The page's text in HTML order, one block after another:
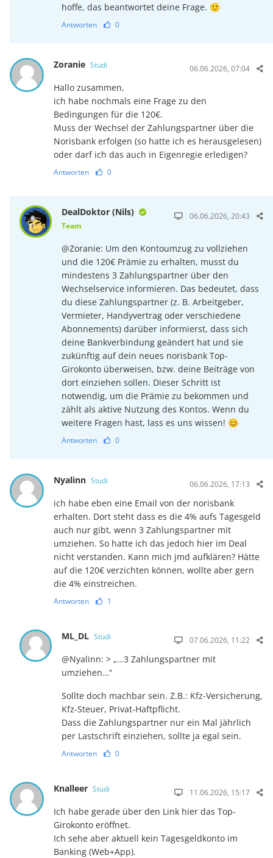
hoffe, das beantwortet deine Frage. 🙂
Antworten 0
Zoranie Studi 06.06.2026, 07:04
Hallo zusammen,
ich habe nochmals eine Frage zu den
Bedingungen für die 120€.
Muss der Wechsel der Zahlungspartner über die
Norisbank erfolgen (so hatte ich es herausgelesen)
oder darf ich das auch in Eigenregie erledigen?
Antworten 0
DealDoktor (Nils)
Team
06.06.2026, 20:43
@Zoranie: Um den Kontoumzug zu vollziehen
und die 120€ Prämie zu erhalten, musst du
mindestens 3 Zahlungspartner über den
Wechselservice informieren. Das bedeutet, dass
du diese Zahlungspartner (z. B. Arbeitgeber,
Vermieter, Handyvertrag oder verschiedene
Abonnements) darüber informierst, dass sich
deine Bankverbindung geändert hat und sie
zukünftig auf dein neues norisbank Top-
Girokonto überweisen, bzw. deine Beiträge von
dort einziehen sollen. Dieser Schritt ist
notwendig, um die Prämie zu bekommen und
zählt als aktive Nutzung des Kontos. Wenn du
weitere Fragen hast, lass es uns wissen! 😊
Antworten 0
Nyalinn Studi 06.06.2026, 17:13
ich habe eben eine Email von der norisbank
erhalten. Dort steht dass es die 4% aufs Tagesgeld
auch nur gibt, wenn 3 Zahlungspartner mit
umziehen. So hatte ich das jedoch hier im Deal
nicht verstanden. Kann mich jmd aufklären? Hätte
auf die 120€ verzichten können, wollte aber gern
die 4% einstreichen.
Antworten 1
ML_DL Studi 07.06.2026, 11:22
@Nyalinn: > „…3 Zahlungspartner mit
umziehen…“
Sollte doch machbar sein. Z.B.: Kfz-Versicherung,
Kfz-Steuer, Privat-Haftpflicht.
Dass die Zahlungspartner nur ein Mal jährlich
per Lastschrift einziehen, sollte ja egal sein.
Antworten 0
Knalleer Studi 11.06.2026, 15:17
Ich habe gerade über den Link hier das Top-
Girokonto eröffnet.
Ich sehe aber aktuell kein Tagesgeldkonto im
Banking (Web+App).